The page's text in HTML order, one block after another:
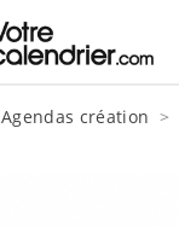
Agendas création